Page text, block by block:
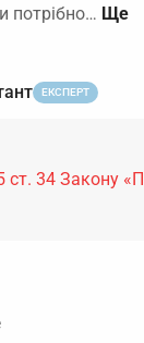
потрібно…
ЕКСПЕРТ
ст. 34 Закону